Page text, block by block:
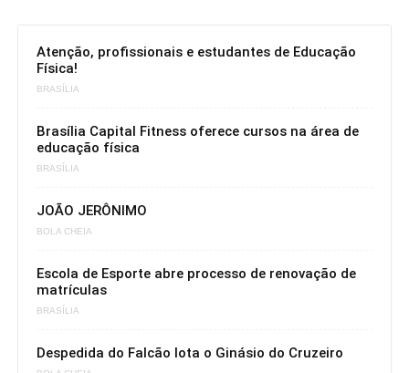
Atenção, profissionais e estudantes de Educação
Física!
BRASÍLIA
Brasília Capital Fitness oferece cursos na área de
educação física
BRASÍLIA
JOÃO JERÔNIMO
BOLA CHEIA
Escola de Esporte abre processo de renovação de
matrículas
BRASÍLIA
Despedida do Falcão lota o Ginásio do Cruzeiro